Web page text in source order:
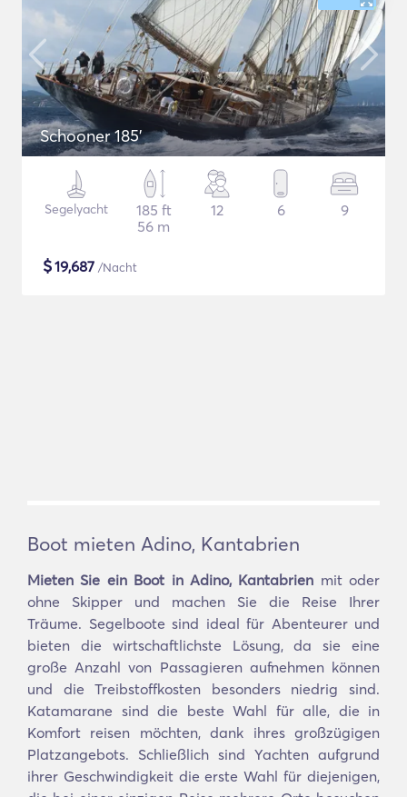
Schooner 185'
Segelyacht
185 ft
56 m
12 6 9
$19,687 /Nacht
Boot mieten Adino, Kantabrien
Mieten Sie ein Boot in Adino, Kantabrien mit oder
ohne Skipper und machen Sie die Reise Ihrer
Träume. Segelboote sind ideal für Abenteurer und
bieten die wirtschaftlichste Lösung, da sie eine
große Anzahl von Passagieren aufnehmen können
und die Treibstoffkosten besonders niedrig sind.
Katamarane sind die beste Wahl für alle, die in
Komfort reisen möchten, dank ihres großzügigen
Platzangebots. Schließlich sind Yachten aufgrund
ihrer Geschwindigkeit die erste Wahl für diejenigen,